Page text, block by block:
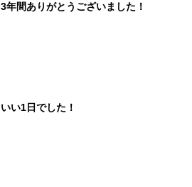
3年間ありがとうございました！
いい1日でした！